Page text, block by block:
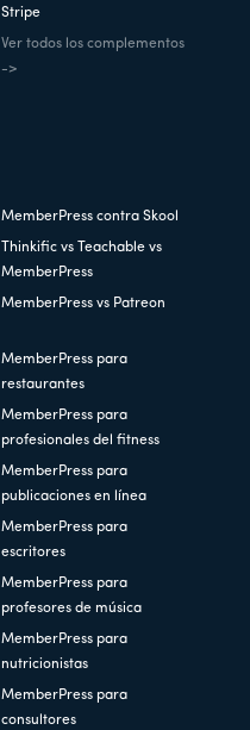
Stripe
Ver todos los complementos
->
MemberPress contra Skool
Thinkific vs Teachable vs
MemberPress
MemberPress vs Patreon
MemberPress para
restaurantes
MemberPress para
profesionales del fitness
MemberPress para
publicaciones en línea
MemberPress para
escritores
MemberPress para
profesores de música
MemberPress para
nutricionistas
MemberPress para
consultores